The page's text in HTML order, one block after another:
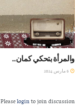
والمرأة بتحكي كمان..
Pleaseloginto join discussion